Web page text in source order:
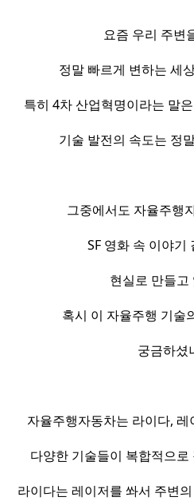
요즘 우리 주변
정말 빠르게 변하는 세
특히 4차 산업혁명이라는 말
기술 발전의 속도는 정
그중에서도 자율주행
SF 영화 속 이야기
현실로 만들고
혹시 이 자율주행 기술
궁금하셨
자율주행자동차는 라이다,
다양한 기술들이 복합적으
라이다는 레이저를 쏴서 주변